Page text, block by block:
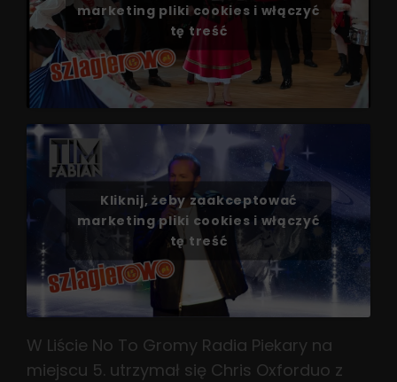
marketing pliki cookies i włączyć
tę treść
Kliknij, żeby zaakceptować
marketing pliki cookies i włączyć
tę treść
W Liście No To Gromy Radia Piekary na
miejscu 5. utrzymał się Chris Oxforduo z